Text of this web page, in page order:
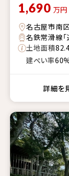
1,690 万円
名古屋市南
名鉄常滑線
土地面積
建ぺい率
詳細を